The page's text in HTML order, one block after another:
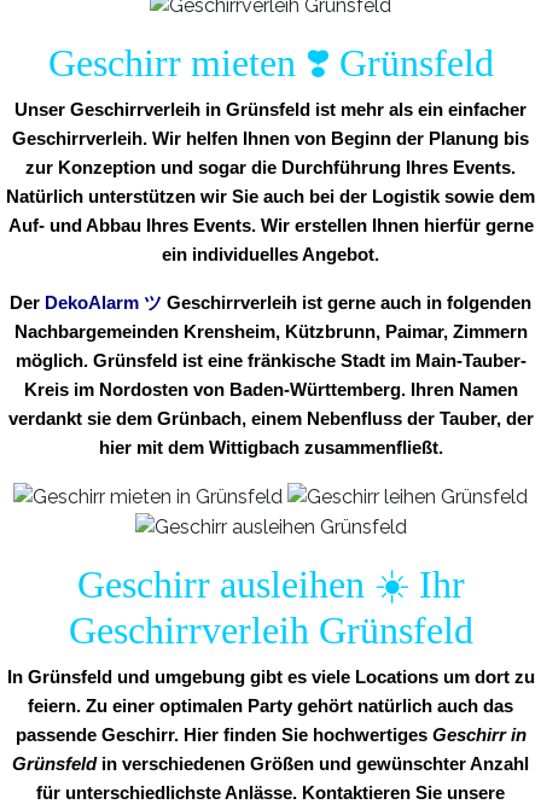
Geschirr mieten ❣️ Grünsfeld
Unser Geschirrverleih in Grünsfeld ist mehr als ein einfacher
Geschirrverleih. Wir helfen Ihnen von Beginn der Planung bis
zur Konzeption und sogar die Durchführung Ihres Events.
Natürlich unterstützen wir Sie auch bei der Logistik sowie dem
Auf- und Abbau Ihres Events. Wir erstellen Ihnen hierfür gerne
ein individuelles Angebot.
Der DekoAlarm ツ Geschirrverleih ist gerne auch in folgenden
Nachbargemeinden Krensheim, Kützbrunn, Paimar, Zimmern
möglich. Grünsfeld ist eine fränkische Stadt im Main-Tauber-
Kreis im Nordosten von Baden-Württemberg. Ihren Namen
verdankt sie dem Grünbach, einem Nebenfluss der Tauber, der
hier mit dem Wittigbach zusammenfließt.
Geschirr ausleihen ☀️ Ihr
Geschirrverleih Grünsfeld
In Grünsfeld und umgebung gibt es viele Locations um dort zu
feiern. Zu einer optimalen Party gehört natürlich auch das
passende Geschirr. Hier finden Sie hochwertiges Geschirr in
Grünsfeldin verschiedenen Größen und gewünschter Anzahl
für unterschiedlichste Anlässe. Kontaktieren Sie unsere